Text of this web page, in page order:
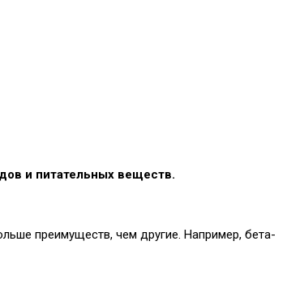
и питательных веществ.
преимуществ, чем другие. Например, бета-